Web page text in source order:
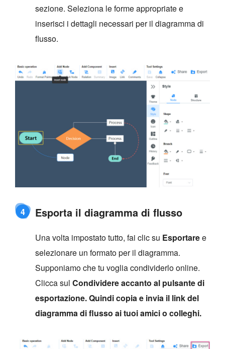
sezione. Seleziona le forme appropriate e
inserisci i dettagli necessari per il diagramma di
flusso.
4 Esporta il diagramma di flusso
Una volta impostato tutto, fai clic su Esportaree
selezionare un formato per il diagramma.
Supponiamo che tu voglia condividerlo online.
Clicca sul Condividereaccanto al pulsante di
esportazione. Quindi copia e invia il link del
diagramma di flusso ai tuoi amici o colleghi.